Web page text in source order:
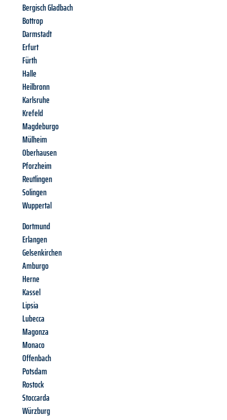
Bergisch Gladbach
Bottrop
Darmstadt
Erfurt
Fürth
Halle
Heilbronn
Karlsruhe
Krefeld
Magdeburgo
Mülheim
Oberhausen
Pforzheim
Reutlingen
Solingen
Wuppertal
Dortmund
Erlangen
Gelsenkirchen
Amburgo
Herne
Kassel
Lipsia
Lubecca
Magonza
Monaco
Offenbach
Potsdam
Rostock
Stoccarda
Würzburg